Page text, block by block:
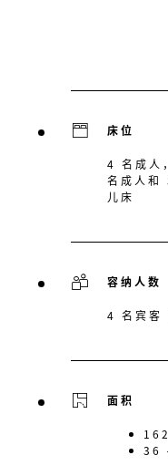
床位
4 名成人
名成人
儿床
容纳人数
4 名宾客
面积
36